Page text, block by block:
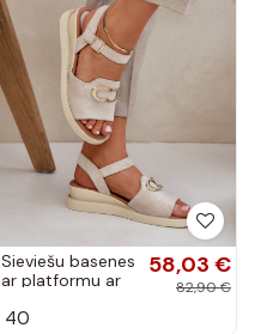
Sieviešu basenes
ar platformu ar
smilšu krāsas
58,03 €
82,90 €
40